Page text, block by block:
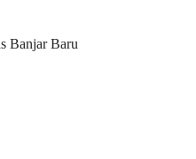
Banjar Baru